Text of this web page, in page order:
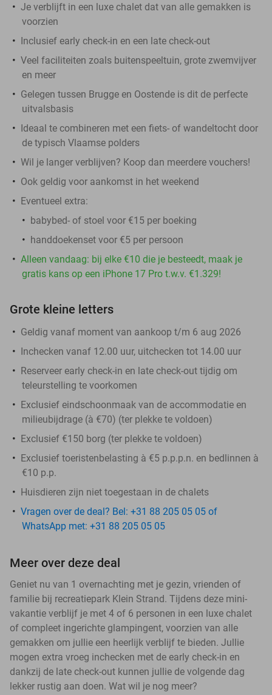
Je verblijft in een luxe chalet dat van alle gemakken is
voorzien
Inclusief early check-in en een late check-out
Veel faciliteiten zoals buitenspeeltuin, grote zwemvijver
en meer
Gelegen tussen Brugge en Oostende is dit de perfecte
uitvalsbasis
Ideaal te combineren met een fiets- of wandeltocht door
de typisch Vlaamse polders
Wil je langer verblijven? Koop dan meerdere vouchers!
Ook geldig voor aankomst in het weekend
Eventueel extra:
babybed- of stoel voor €15 per boeking
handdoekenset voor €5 per persoon
Alleen vandaag: bij elke €10 die je besteedt, maak je
gratis kans op een iPhone 17 Pro t.w.v. €1.329!
Grote kleine letters
Geldig vanaf moment van aankoop t/m 6 aug 2026
Inchecken vanaf 12.00 uur, uitchecken tot 14.00 uur
Reserveer early check-in en late check-out tijdig om
teleurstelling te voorkomen​
Exclusief eindschoonmaak van de accommodatie en
milieubijdrage (à €70) (ter plekke te voldoen)
Exclusief €150 borg (ter plekke te voldoen)
Exclusief toeristenbelasting à €5 p.p.p.n. en bedlinnen à
€10 p.p.
Huisdieren zijn niet toegestaan in de chalets
Vragen over de deal? Bel: +31 88 205 05 05 of
WhatsApp met: +31 88 205 05 05
Meer over deze deal
Geniet nu van 1 overnachting met je gezin, vrienden of
familie bij recreatiepark Klein Strand. Tijdens deze mini-
vakantie verblijf je met 4 of 6 personen in een luxe chalet
of compleet ingerichte glampingent, voorzien van alle
gemakken om jullie een heerlijk verblijf te bieden. Jullie
mogen extra vroeg inchecken met de early check-in en
dankzij de late check-out kunnen jullie de volgende dag
lekker rustig aan doen. Wat wil je nog meer?